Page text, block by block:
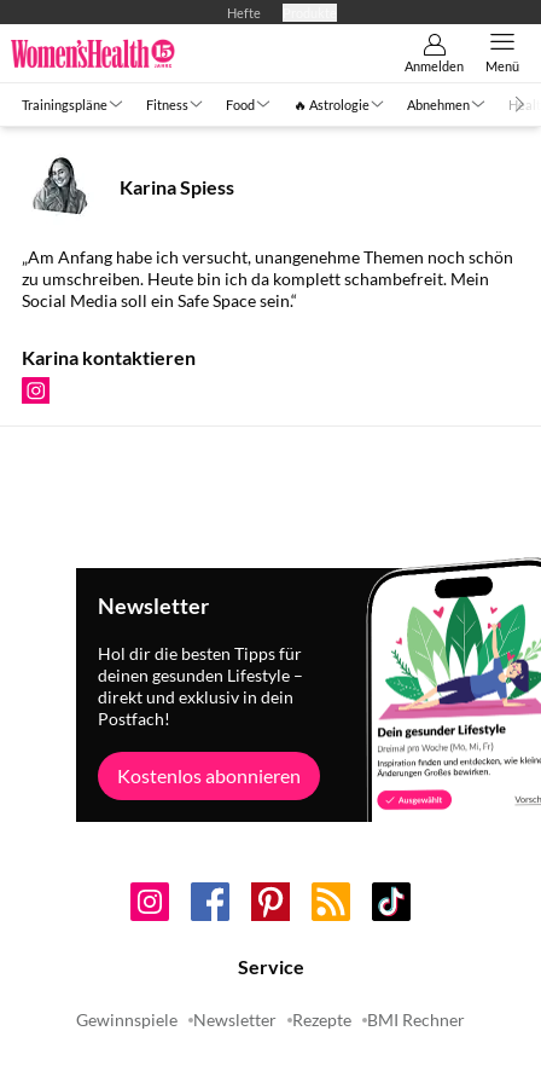
Hefte
Anmelden Menü
Trainingspläne Fitness Food 🔥 Astrologie Abnehmen
Karina Spiess
„Am Anfang habe ich versucht, unangenehme Themen noch schön
zu umschreiben. Heute bin ich da komplett schambefreit. Mein
Social Media soll ein Safe Space sein.“
Karina kontaktieren
Newsletter
Hol dir die besten Tipps für
deinen gesunden Lifestyle –
direkt und exklusiv in dein
Postfach!
Kostenlos abonnieren
Service
Gewinnspiele Newsletter Rezepte BMI Rechner